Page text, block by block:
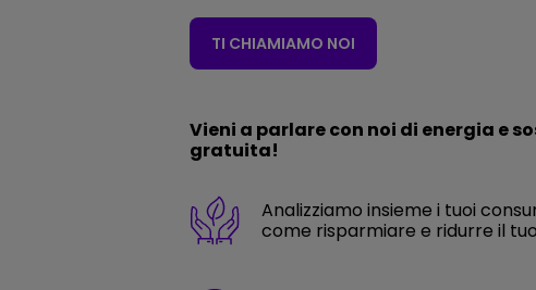
TI CHIAMIAMO NOI
Vieni a parlare con noi di energia e
gratuita!
Analizziamo insieme i tuoi
come risparmiare e ridurre il